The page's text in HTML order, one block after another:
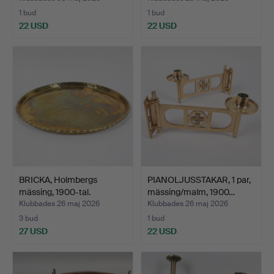
1 bud
22 USD
1 bud
22 USD
BRICKA, Holmbergs
mässing, 1900-tal.
Klubbades 26 maj 2026
3 bud
27 USD
PIANOLJUSSTAKAR, 1 par,
mässing/malm, 1900…
Klubbades 26 maj 2026
1 bud
22 USD